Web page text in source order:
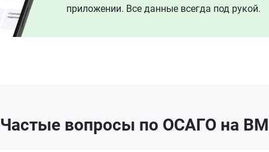
приложении. Все данные всегда под рукой.
Частые вопросы по ОСАГО на